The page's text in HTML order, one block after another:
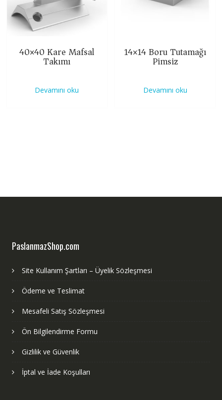
40×40 Kare Mafsal
Takımı
Devamını oku
14×14 Boru Tutamağı
Pimsiz
Devamını oku
PaslanmazShop.com
Site Kullanım Şartları – Üyelik Sözleşmesi
Ödeme ve Teslimat
Mesafeli Satış Sözleşmesi
Ön Bilgilendirme Formu
Gizlilik ve Güvenlik
İptal ve İade Koşulları